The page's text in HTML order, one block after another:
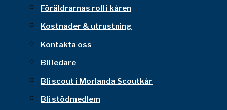
Föräldrarnas roll i kåren
Kostnader & utrustning
Kontakta oss
Bli ledare
Bli scout i Morlanda Scoutkår
Bli stödmedlem